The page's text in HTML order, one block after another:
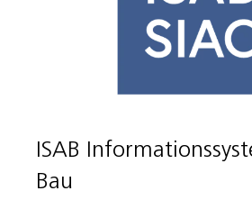
ISAB
Bau